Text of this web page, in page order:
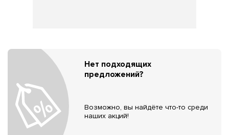
Нет подходящих
предложений?
Возможно, вы найдёте что-то среди
наших акций!